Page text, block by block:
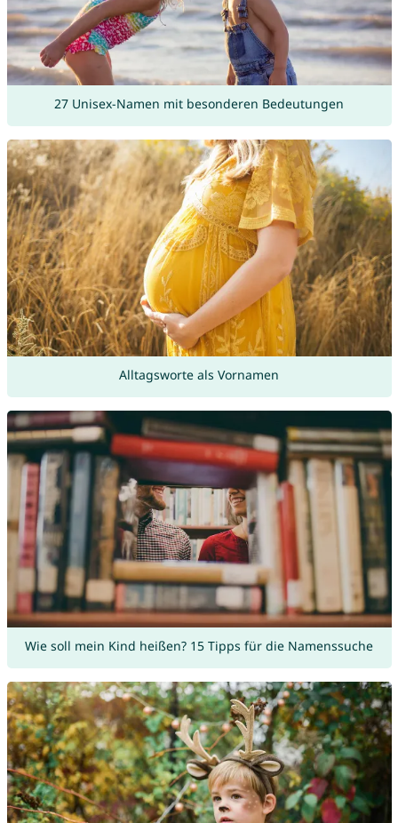
27 Unisex-Namen mit besonderen Bedeutungen
Alltagsworte als Vornamen
Wie soll mein Kind heißen? 15 Tipps für die Namenssuche